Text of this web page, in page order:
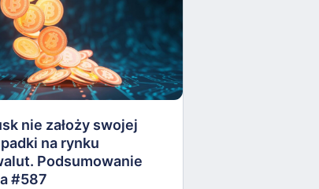
nie założy swojej
na rynku
Podsumowanie
#587